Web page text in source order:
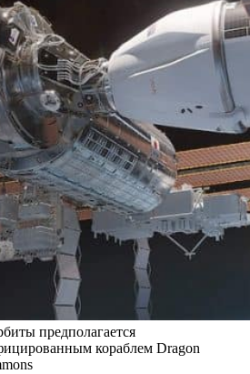
предполагается
кораблем Dragon